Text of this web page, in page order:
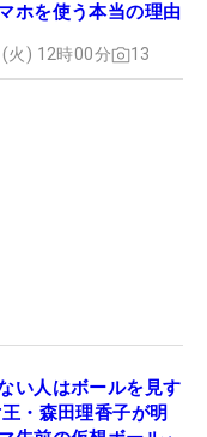
ホを使う本当の理由
火) 12時00分 13
い人はボールを見す
・森田理香子が明